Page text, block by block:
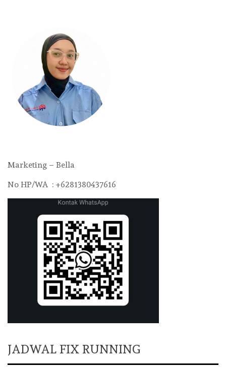
Marketing – Bella
No HP/WA : +6281380437616
JADWAL FIX RUNNING